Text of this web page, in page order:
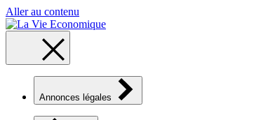
Aller au contenu
Annonces légales